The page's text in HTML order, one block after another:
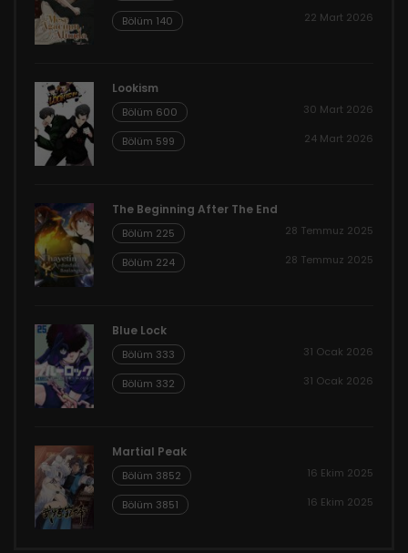
Bölüm 140 22 Mart 2026
Lookism
Bölüm 600 30 Mart 2026
Bölüm 599 24 Mart 2026
The Beginning After The End
Bölüm 225 28 Temmuz 2025
Bölüm 224 28 Temmuz 2025
Blue Lock
Bölüm 333 31 Ocak 2026
Bölüm 332 31 Ocak 2026
Martial Peak
Bölüm 3852 16 Ekim 2025
Bölüm 3851 16 Ekim 2025